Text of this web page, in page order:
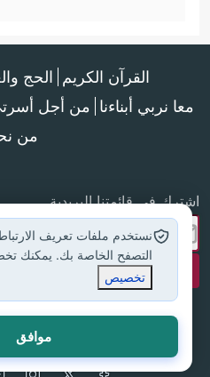
القرآن الكريم الحج
معا نربي أبناءنا من أجل
من
اشترك في قائمتنا البريدية
جميع الحقوق محفوظة لموقع
نستخدم ملفات تعريف
التصفح الخاصة بك. يمكنك
تخصيص
موافق